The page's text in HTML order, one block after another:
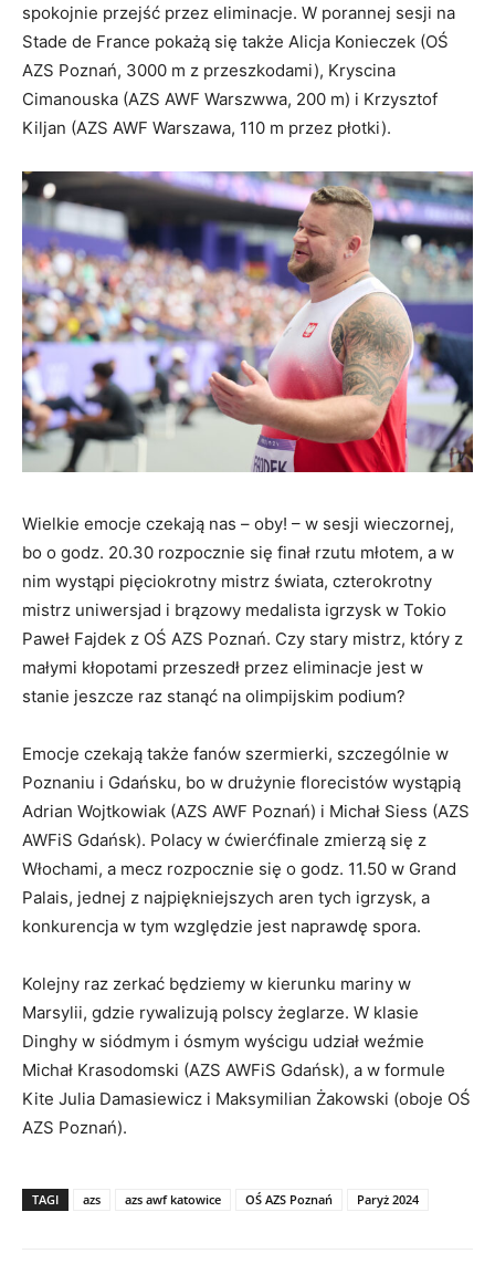
spokojnie przejść przez eliminacje. W porannej sesji na
Stade de France pokażą się także Alicja Konieczek (OŚ
AZS Poznań, 3000 m z przeszkodami), Kryscina
Cimanouska (AZS AWF Warszwwa, 200 m) i Krzysztof
Kiljan (AZS AWF Warszawa, 110 m przez płotki).
Wielkie emocje czekają nas – oby! – w sesji wieczornej,
bo o godz. 20.30 rozpocznie się finał rzutu młotem, a w
nim wystąpi pięciokrotny mistrz świata, czterokrotny
mistrz uniwersjad i brązowy medalista igrzysk w Tokio
Paweł Fajdek z OŚ AZS Poznań. Czy stary mistrz, który z
małymi kłopotami przeszedł przez eliminacje jest w
stanie jeszcze raz stanąć na olimpijskim podium?
Emocje czekają także fanów szermierki, szczególnie w
Poznaniu i Gdańsku, bo w drużynie florecistów wystąpią
Adrian Wojtkowiak (AZS AWF Poznań) i Michał Siess (AZS
AWFiS Gdańsk). Polacy w ćwierćfinale zmierzą się z
Włochami, a mecz rozpocznie się o godz. 11.50 w Grand
Palais, jednej z najpiękniejszych aren tych igrzysk, a
konkurencja w tym względzie jest naprawdę spora.
Kolejny raz zerkać będziemy w kierunku mariny w
Marsylii, gdzie rywalizują polscy żeglarze. W klasie
Dinghy w siódmym i ósmym wyścigu udział weźmie
Michał Krasodomski (AZS AWFiS Gdańsk), a w formule
Kite Julia Damasiewicz i Maksymilian Żakowski (oboje OŚ
AZS Poznań).
TAGI azs azs awf katowice OŚ AZS Poznań Paryż 2024